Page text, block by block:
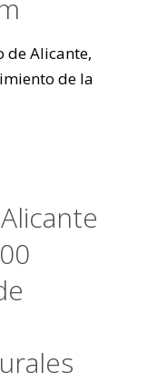
de Alicante,
de la